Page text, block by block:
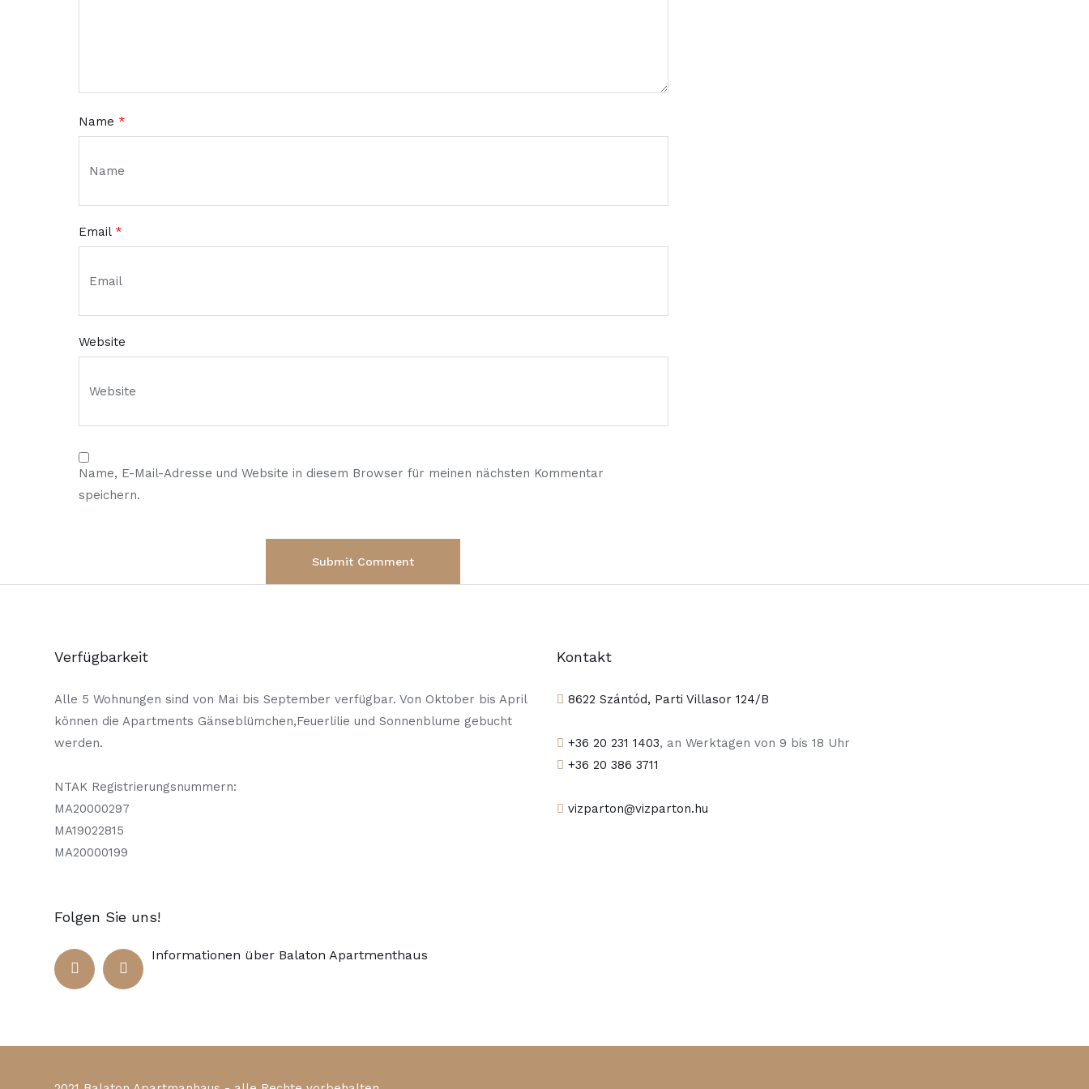
Name *
Email *
Website
Name, E-Mail-Adresse und Website in diesem Browser für meinen nächsten Kommentar
speichern.
Verfügbarkeit
Alle 5 Wohnungen sind von Mai bis September verfügbar. Von Oktober bis April
können die Apartments Gänseblümchen,Feuerlilie und Sonnenblume gebucht
werden.
NTAK Registrierungsnummern:
MA20000297
MA19022815
MA20000199
Kontakt
8622 Szántód, Parti Villasor 124/B
+36 20 231 1403, an Werktagen von 9 bis 18 Uhr
+36 20 386 3711
vizparton@vizparton.hu
Folgen Sie uns!
Informationen über Balaton Apartmenthaus